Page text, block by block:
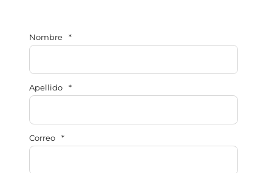
Nombre *
Apellido *
Correo *